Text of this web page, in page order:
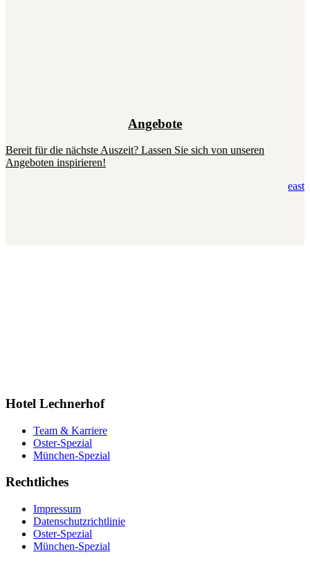
Angebote
Bereit für die nächste Auszeit? Lassen Sie sich von unseren
Angeboten inspirieren!
east
Hotel Lechnerhof
Team & Karriere
Oster-Spezial
München-Spezial
Rechtliches
Impressum
Datenschutzrichtlinie
Oster-Spezial
München-Spezial